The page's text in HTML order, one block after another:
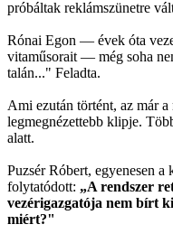
próbáltak reklámszünetre
Rónai Egon — évek óta
vitaműsorait — még soha
talán..." Feladta.
Ami ezután történt, az már
legmegnézettebb klipje.
alatt.
Puzsér Róbert, egyenesen a
folytatódott: „A rendszer
vezérigazgatója nem bírt
miért?"